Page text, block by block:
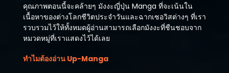
คุณภาพตอนนี้จะคล้ายๆ มังงะญี่ปุ่น Manga ที่จะเน้นใน
เนื้อหาของต่างโลกชีวิตประจำวันและฉากเซอวิสต่างๆ ที่เรา
รวบรวมไว้ให้ทั้งหมดผู้อ่านสามารถเลือกมังงะที่ชืนชอบจาก
หมวดหมู่ที่เราแสดงไว้ได้เลย
ทำไมต้องอ่าน Up-Manga